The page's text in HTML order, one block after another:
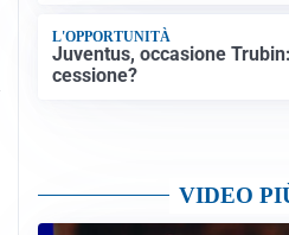
L'OPPORTUNITÀ
Juventus, occasione
cessione?
VIDEO